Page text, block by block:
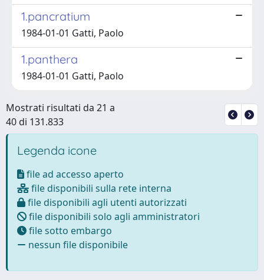
1.pancratium
1984-01-01 Gatti, Paolo
1.panthera
1984-01-01 Gatti, Paolo
Mostrati risultati da 21 a
40 di 131.833
Legenda icone
file ad accesso aperto
file disponibili sulla rete interna
file disponibili agli utenti autorizzati
file disponibili solo agli amministratori
file sotto embargo
nessun file disponibile